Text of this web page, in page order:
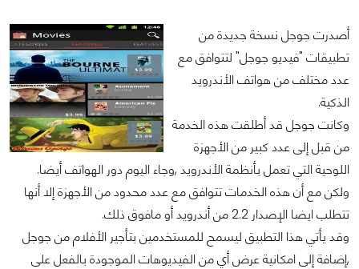
أصدرت جوجل نسخة جديدة من
تطبيقات "فيديو جوجل" لتتوافق مع
عدد مختلف من هواتف الأندرويد
الذكية.
وكانت جوجل قد أطلقت هذه الخدمة
من قبل إلى عدد كبير من الأجهزة
اللوحية التي تعمل بأنظمة الأندرويد ,وجاء اليوم دور الهواتف أيضا.
ولكن مع أن هذه الخدمات تتوافق مع عدد محدود من الأجهزة إلا أنها
تتطلب ايضا الإصدار 2.2 من أندرويد أو مافوق ذلك.
وقد يأتي هذا التطبيق ليسمح للمستخدمين بتأجير الأفلام من جوجل
,إضافة إلى امكانية عرض أي من الفيديوهات الموجودة بالفعل على